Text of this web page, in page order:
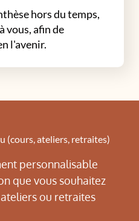
hors du temps,
vous, afin de
l'avenir.
(cours, ateliers, retraites)
personnalisable
que vous souhaitez
ou retraites